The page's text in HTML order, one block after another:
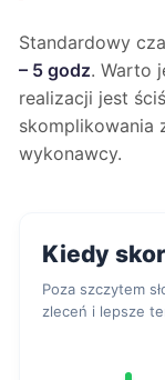
Standardowy
– 5 godz. Warto
realizacji jest
skomplikowania
wykonawcy.
Kiedy
Poza szczytem
zleceń i lepsze